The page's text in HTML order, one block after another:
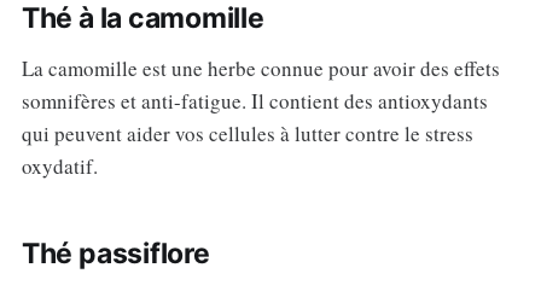
Thé à la camomille
La camomille est une herbe connue pour avoir des effets
somnifères et anti-fatigue. Il contient des antioxydants
qui peuvent aider vos cellules à lutter contre le stress
oxydatif.
Thé passiflore